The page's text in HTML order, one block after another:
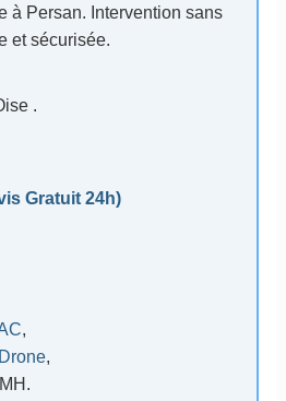
à Persan. Intervention sans
et sécurisée.
.
Gratuit 24h)
,
,